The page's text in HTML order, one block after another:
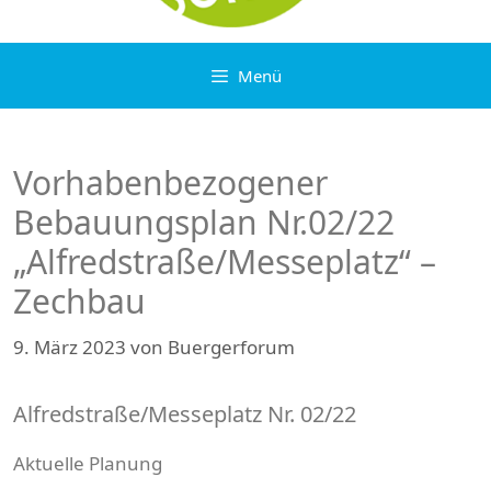
Menü
Vorhabenbezogener
Bebauungsplan Nr.02/22
„Alfredstraße/Messeplatz“ –
Zechbau
9. März 2023 von Buergerforum
Alfredstraße/Messeplatz Nr. 02/22
Aktuelle Planung